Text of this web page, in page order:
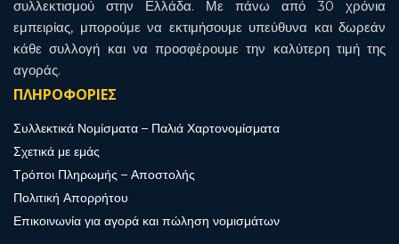
συλλεκτισμού στην Ελλάδα. Με πάνω από 30 χρόνια
εμπειρίας, μπορούμε να εκτιμήσουμε υπεύθυνα και δωρεάν
κάθε συλλογή και να προσφέρουμε την καλύτερη τιμή της
αγοράς.
ΠΛΗΡΟΦΟΡΙΕΣ
Συλλεκτικά Νομίσματα – Παλιά Χαρτονομίσματα
Σχετικά με εμάς
Τρόποι Πληρωμής – Αποστολής
Πολιτική Απορρήτου
Επικοινωνία για αγορά και πώληση νομισμάτων